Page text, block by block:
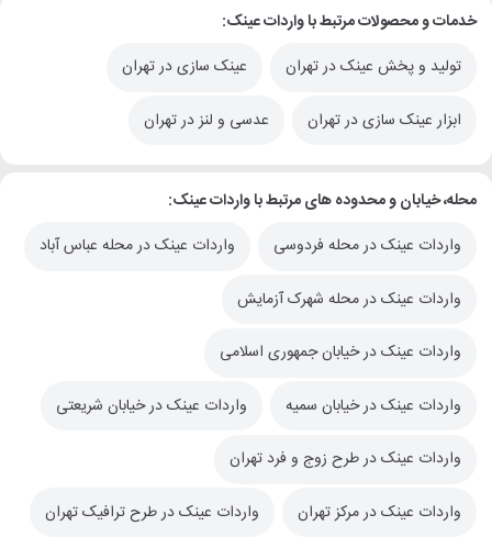
خدمات و محصولات مرتبط با واردات عینک:
تولید و پخش عینک در تهران
عینک سازی در تهران
ابزار عینک سازی در تهران عدسی و لنز در تهران
محله، خیابان و محدوده های مرتبط با واردات عینک:
واردات عینک در محله فردوسی
واردات عینک در محله عباس آباد
واردات عینک در محله شهرک آزمایش
واردات عینک در خیابان جمهوری اسلامی
واردات عینک در خیابان سمیه واردات عینک در خیابان شریعتی
واردات عینک در طرح زوج و فرد تهران
واردات عینک در مرکز تهران واردات عینک در طرح ترافیک تهران